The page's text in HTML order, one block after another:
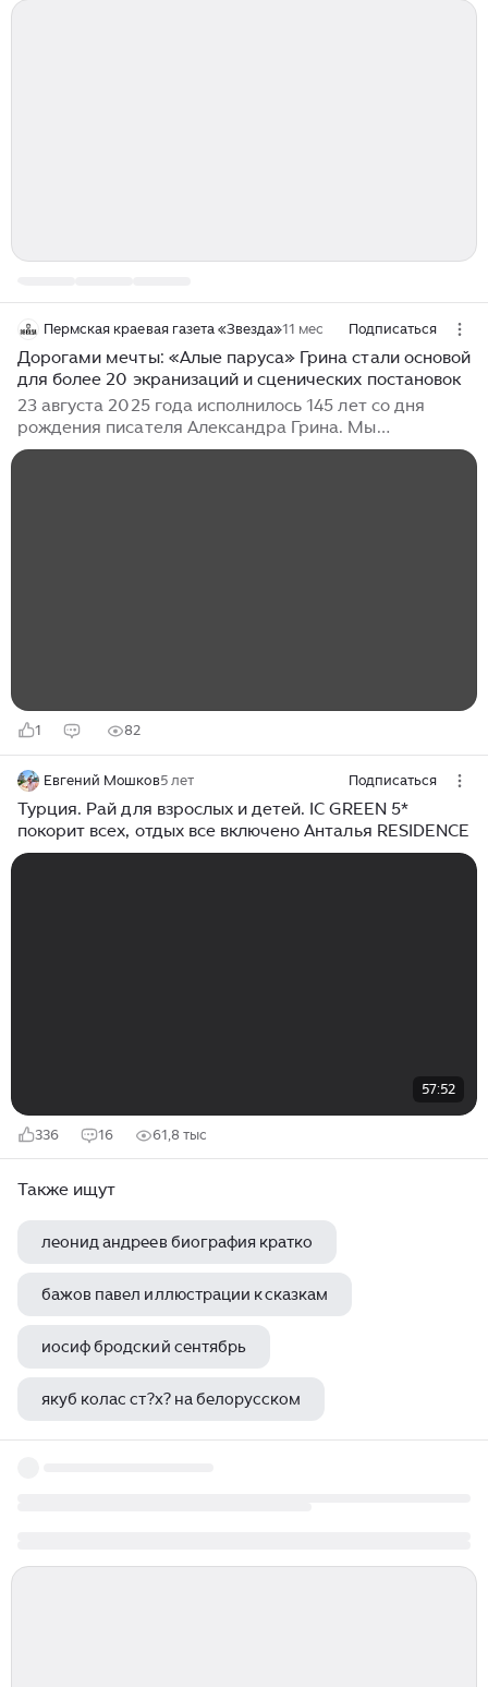
Пермская краевая газета «Звезда»11 мес Подписаться
Дорогами мечты: «Алые паруса» Грина стали основой
для более 20 экранизаций и сценических постановок
23 августа 2025 года исполнилось 145 лет со дня
рождения писателя Александра Грина. Мы
продолжаем проект «Дорогами мечты»,
1 82
Евгений Мошков5 лет Подписаться
Турция. Рай для взрослых и детей. IC GREEN 5*
покорит всех, отдых все включено Анталья RESIDENCE
57:52
336 16 61,8 тыс
Также ищут
леонид андреев биография кратко
бажов павел иллюстрации к сказкам
иосиф бродский сентябрь
якуб колас ст?х? на белорусском